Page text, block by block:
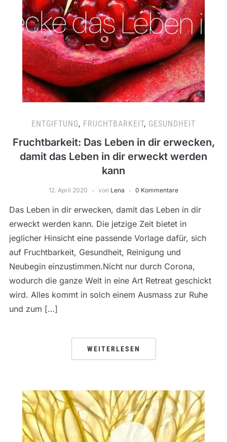
ENTGIFTUNG, FRUCHTBARKEIT, GESUNDHEIT
Fruchtbarkeit: Das Leben in dir erwecken,
damit das Leben in dir erweckt werden
kann
12. April 2020 von Lena 0 Kommentare
Das Leben in dir erwecken, damit das Leben in dir
erweckt werden kann. Die jetzige Zeit bietet in
jeglicher Hinsicht eine passende Vorlage dafür, sich
auf Fruchtbarkeit, Gesundheit, Reinigung und
Neubegin einzustimmen.Nicht nur durch Corona,
wodurch die ganze Welt in eine Art Retreat geschickt
wird. Alles kommt in solch einem Ausmass zur Ruhe
und zum […]
WEITERLESEN